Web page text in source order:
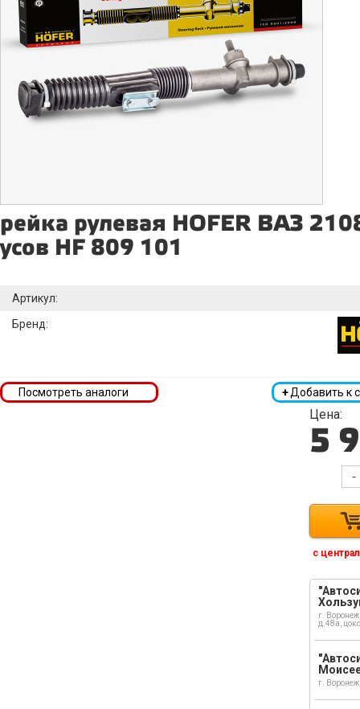
рейка рулевая HOFER ВАЗ
усов HF 809 101
Артикул:
Бренд:
+Добавить к
Посмотреть аналоги
Цена:
5
-
с
г.
д.48а,
г.